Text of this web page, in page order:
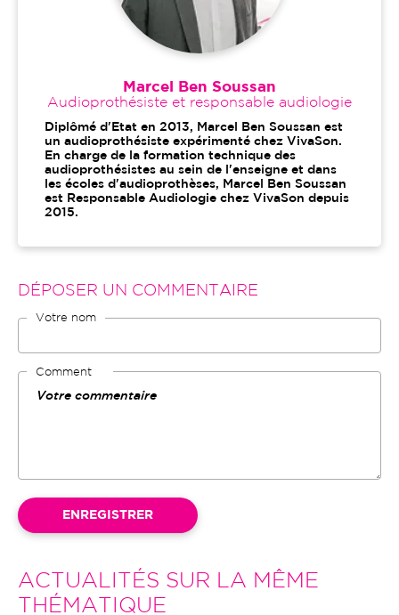
Marcel Ben Soussan
Audioprothésiste et responsable audiologie
Diplômé d'Etat en 2013, Marcel Ben Soussan est
un audioprothésiste expérimenté chez VivaSon.
En charge de la formation technique des
audioprothésistes au sein de l'enseigne et dans
les écoles d'audioprothèses, Marcel Ben Soussan
est Responsable Audiologie chez VivaSon depuis
2015.
DÉPOSER UN COMMENTAIRE
Votre nom
Comment
ACTUALITÉS SUR LA MÊME
THÉMATIQUE